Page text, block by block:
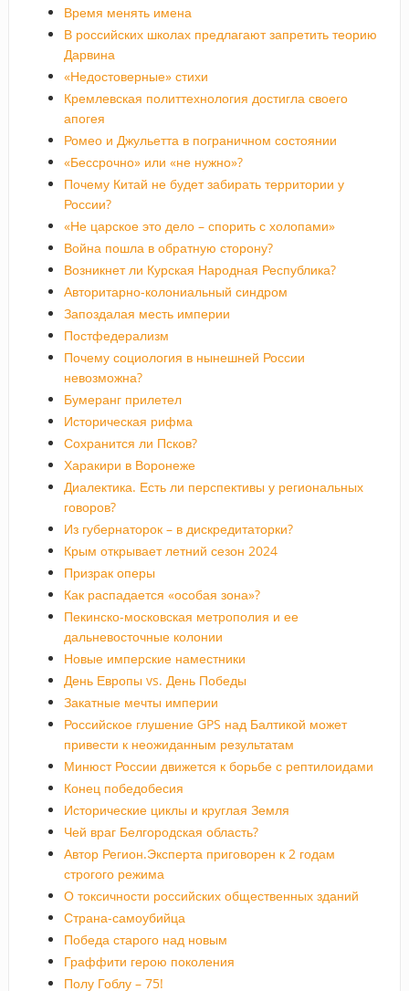
Время менять имена
В российских школах предлагают запретить теорию
Дарвина
«Недостоверные» стихи
Кремлевская политтехнология достигла своего
апогея
Ромео и Джульетта в пограничном состоянии
«Бессрочно» или «не нужно»?
Почему Китай не будет забирать территории у
России?
«Не царское это дело – спорить с холопами»
Война пошла в обратную сторону?
Возникнет ли Курская Народная Республика?
Авторитарно-колониальный синдром
Запоздалая месть империи
Постфедерализм
Почему социология в нынешней России
невозможна?
Бумеранг прилетел
Историческая рифма
Сохранится ли Псков?
Харакири в Воронеже
Диалектика. Есть ли перспективы у региональных
говоров?
Из губернаторок – в дискредитаторки?
Крым открывает летний сезон 2024
Призрак оперы
Как распадается «особая зона»?
Пекинско-московская метрополия и ее
дальневосточные колонии
Новые имперские наместники
День Европы vs. День Победы
Закатные мечты империи
Российское глушение GPS над Балтикой может
привести к неожиданным результатам
Минюст России движется к борьбе с рептилоидами
Конец победобесия
Исторические циклы и круглая Земля
Чей враг Белгородская область?
Автор Регион.Эксперта приговорен к 2 годам
строгого режима
О токсичности российских общественных зданий
Страна-самоубийца
Победа старого над новым
Граффити герою поколения
Полу Гоблу – 75!